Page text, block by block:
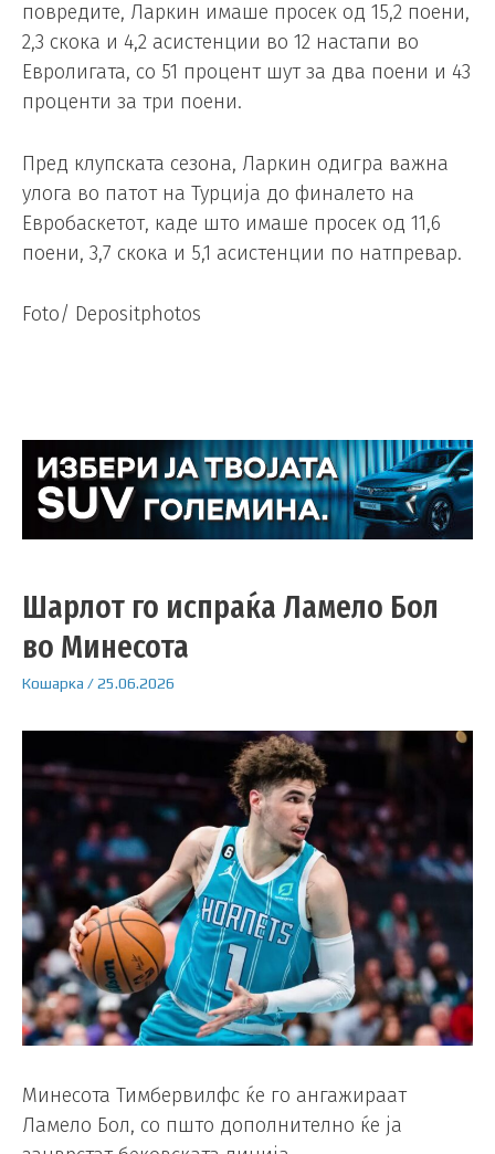
повредите, Ларкин имаше просек од 15,2 поени,
2,3 скока и 4,2 асистенции во 12 настапи во
Евролигата, со 51 процент шут за два поени и 43
проценти за три поени.
Пред клупската сезона, Ларкин одигра важна
улога во патот на Турција до финалето на
Евробаскетот, каде што имаше просек од 11,6
поени, 3,7 скока и 5,1 асистенции по натпревар.
Foto/ Depositphotos
Шарлот го испраќа Ламело Бол
во Минесота
Кошарка /25.06.2026
Минесота Тимбервилфс ќе го ангажираат
Ламело Бол, со пшто дополнително ќе ја